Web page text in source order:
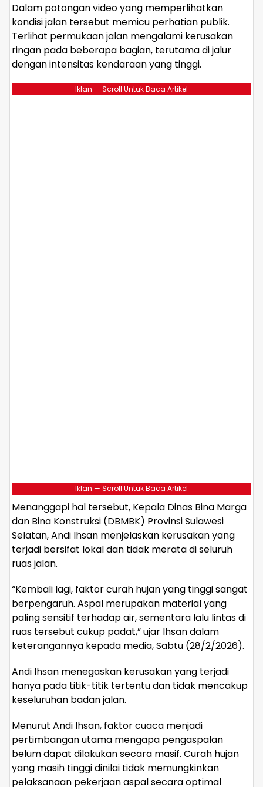
Dalam potongan video yang memperlihatkan
kondisi jalan tersebut memicu perhatian publik.
Terlihat permukaan jalan mengalami kerusakan
ringan pada beberapa bagian, terutama di jalur
dengan intensitas kendaraan yang tinggi.
Iklan — Scroll Untuk Baca Artikel
Iklan — Scroll Untuk Baca Artikel
Menanggapi hal tersebut, Kepala Dinas Bina Marga
dan Bina Konstruksi (DBMBK) Provinsi Sulawesi
Selatan, Andi Ihsan menjelaskan kerusakan yang
terjadi bersifat lokal dan tidak merata di seluruh
ruas jalan.
“Kembali lagi, faktor curah hujan yang tinggi sangat
berpengaruh. Aspal merupakan material yang
paling sensitif terhadap air, sementara lalu lintas di
ruas tersebut cukup padat,” ujar Ihsan dalam
keterangannya kepada media, Sabtu (28/2/2026).
Andi Ihsan menegaskan kerusakan yang terjadi
hanya pada titik-titik tertentu dan tidak mencakup
keseluruhan badan jalan.
Menurut Andi Ihsan, faktor cuaca menjadi
pertimbangan utama mengapa pengaspalan
belum dapat dilakukan secara masif. Curah hujan
yang masih tinggi dinilai tidak memungkinkan
pelaksanaan pekerjaan aspal secara optimal